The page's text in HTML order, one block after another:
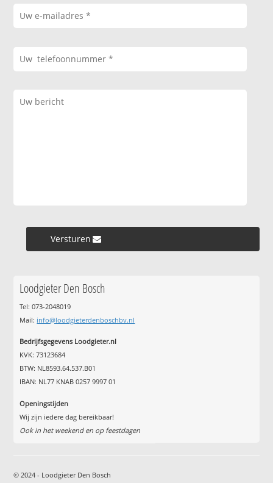
Versturen »
Loodgieter Den Bosch
Tel: 073-2048019
Mail: info@loodgieterdenboschbv.nl
Bedrijfsgegevens Loodgieter.nl
KVK: 73123684
BTW: NL8593.64.537.B01
IBAN: NL77 KNAB 0257 9997 01
Openingstijden
Wij zijn iedere dag bereikbaar!
Ook in het weekend en op feestdagen
© 2024 - Loodgieter Den Bosch